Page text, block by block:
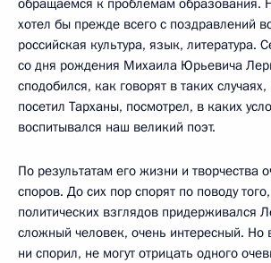
хотел бы прежде всего с поздравлений
российская культура, язык, литература.
со дня рождения Михаила Юрьевича
сподобился, как говорят в таких
посетил Тарханы, посмотрел, в каких
воспитывался наш великий поэт.
По результатам его жизни и творчества
споров. До сих пор спорят по поводу
политических взглядов придерживался
сложный человек, очень интересный. Но
ни спорил, не могут отрицать одного